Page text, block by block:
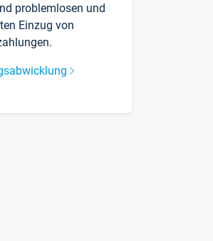
problemlosen und
Einzug von